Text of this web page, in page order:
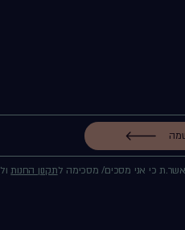
כי אני מסכים/ מסכימה לתקנון החנותול